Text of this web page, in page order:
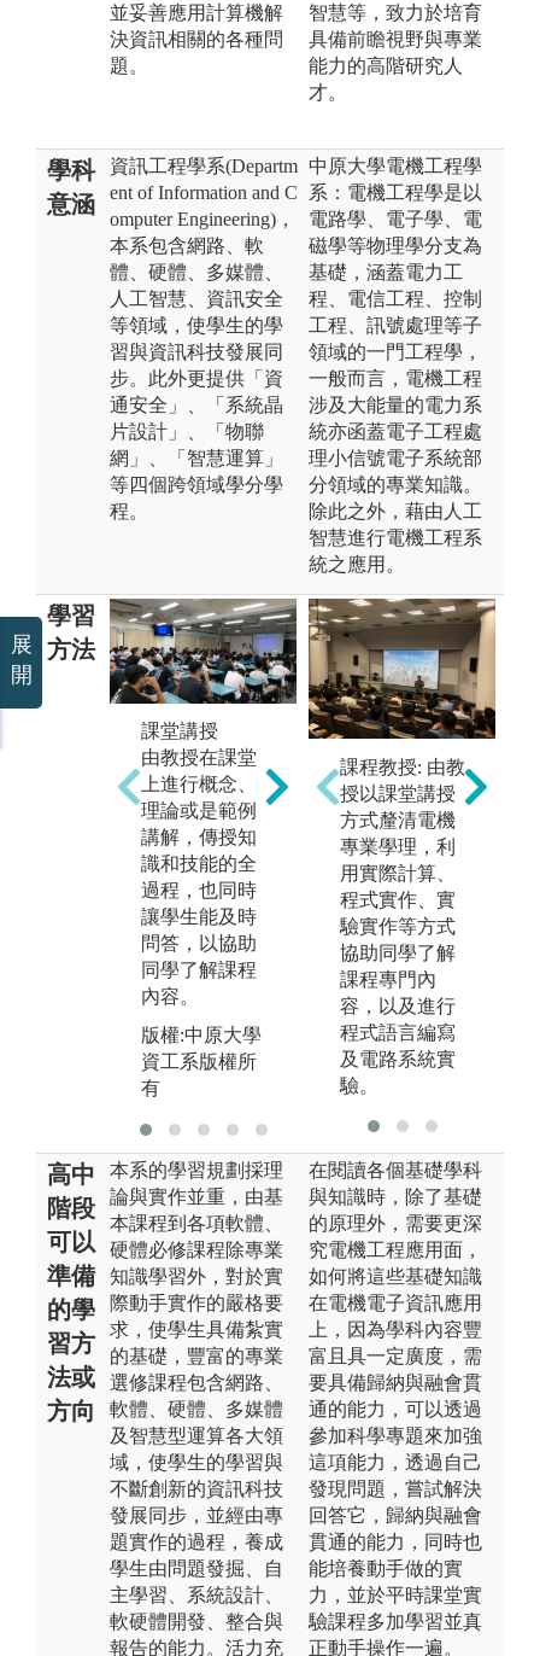
並妥善應用計算機解
決資訊相關的各種問
題。
智慧等，致力於培育
具備前瞻視野與專業
能力的高階研究人
才。
學科
意涵
資訊工程學系(Departm
ent of Information and C
omputer Engineering)，
本系包含網路、軟
體、硬體、多媒體、
人工智慧、資訊安全
等領域，使學生的學
習與資訊科技發展同
步。此外更提供「資
通安全」、「系統晶
片設計」、「物聯
網」、「智慧運算」
等四個跨領域學分學
程。
中原大學電機工程學
系：電機工程學是以
電路學、電子學、電
磁學等物理學分支為
基礎，涵蓋電力工
程、電信工程、控制
工程、訊號處理等子
領域的一門工程學，
一般而言，電機工程
涉及大能量的電力系
統亦函蓋電子工程處
理小信號電子系統部
分領域的專業知識。
除此之外，藉由人工
智慧進行電機工程系
統之應用。
學習
方法
課堂講授
由教授在課堂
上進行概念、
理論或是範例
講解，傳授知
識和技能的全
過程，也同時
讓學生能及時
問答，以協助
同學了解課程
內容。
版權:中原大學
資工系版權所
有
團隊學習
課程設計上將
刻意讓同學有
機會有多次的
分組合作機
會，進而學習
與人合作的模
式。
版權:中原大學
資工系版權所
有
課程教授: 由教
授以課堂講授
方式釐清電機
專業學理，利
用實際計算、
程式實作、實
驗實作等方式
協助同學了解
課程專門內
容，以及進行
程式語言編寫
及電路系統實
驗。
高中
階段
可以
準備
的學
習方
法或
方向
本系的學習規劃採理
論與實作並重，由基
本課程到各項軟體、
硬體必修課程除專業
知識學習外，對於實
際動手實作的嚴格要
求，使學生具備紮實
的基礎，豐富的專業
選修課程包含網路、
軟體、硬體、多媒體
及智慧型運算各大領
域，使學生的學習與
不斷創新的資訊科技
發展同步，並經由專
題實作的過程，養成
學生由問題發掘、自
主學習、系統設計、
軟硬體開發、整合與
報告的能力。活力充
在閱讀各個基礎學科
與知識時，除了基礎
的原理外，需要更深
究電機工程應用面，
如何將這些基礎知識
在電機電子資訊應用
上，因為學科內容豐
富且具一定廣度，需
要具備歸納與融會貫
通的能力，可以透過
參加科學專題來加強
這項能力，透過自己
發現問題，嘗試解決
回答它，歸納與融會
貫通的能力，同時也
能培養動手做的實
力，並於平時課堂實
驗課程多加學習並真
正動手操作一遍。
展
開